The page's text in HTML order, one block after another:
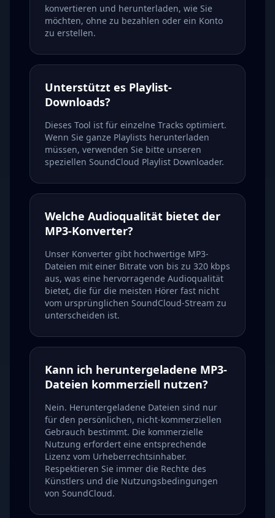
konvertieren und herunterladen, wie Sie
möchten, ohne zu bezahlen oder ein Konto
zu erstellen.
Unterstützt es Playlist-
Downloads?
Dieses Tool ist für einzelne Tracks optimiert.
Wenn Sie ganze Playlists herunterladen
müssen, verwenden Sie bitte unseren
speziellen SoundCloud Playlist Downloader.
Welche Audioqualität bietet der
MP3-Konverter?
Unser Konverter gibt hochwertige MP3-
Dateien mit einer Bitrate von bis zu 320 kbps
aus, was eine hervorragende Audioqualität
bietet, die für die meisten Hörer fast nicht
vom ursprünglichen SoundCloud-Stream zu
unterscheiden ist.
Kann ich heruntergeladene MP3-
Dateien kommerziell nutzen?
Nein. Heruntergeladene Dateien sind nur
für den persönlichen, nicht-kommerziellen
Gebrauch bestimmt. Die kommerzielle
Nutzung erfordert eine entsprechende
Lizenz vom Urheberrechtsinhaber.
Respektieren Sie immer die Rechte des
Künstlers und die Nutzungsbedingungen
von SoundCloud.